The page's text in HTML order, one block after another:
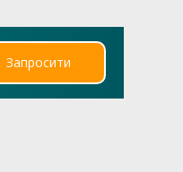
Запросити